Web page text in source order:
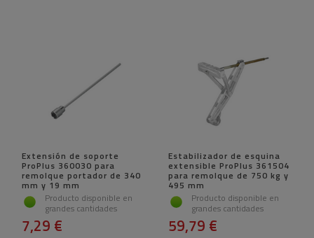
Extensión de soporte
ProPlus 360030 para
remolque portador de 340
mm y 19 mm
Producto disponible en
grandes cantidades
7,29 €
Estabilizador de esquina
extensible ProPlus 361504
para remolque de 750 kg y
495 mm
Producto disponible en
grandes cantidades
59,79 €